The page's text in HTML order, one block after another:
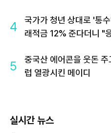
4
국가가 청년 상대로 '통
래적금 12% 준다더니 "
5
중국산 에어콘을 웃돈
럽 열광시킨 메이디
실시간 뉴스